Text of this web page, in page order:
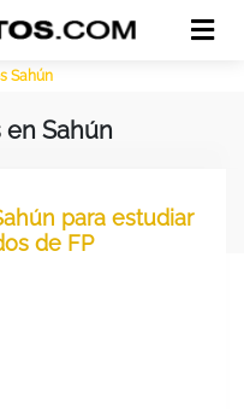
Sahún
en Sahún
para estudiar
de FP